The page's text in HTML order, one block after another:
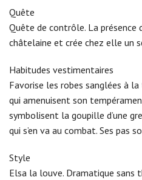
Quête
Quête de contrôle. La
châtelaine et crée chez elle un
Habitudes vestimentaires
Favorise les robes sanglées à
qui amenuisent son
symbolisent la goupille d’une
qui s’en va au combat. Ses pas
Style
Elsa la louve. Dramatique